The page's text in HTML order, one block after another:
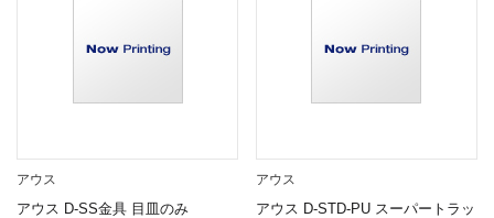
アウス
アウス D-SS金具 目皿のみ
アウス
アウス D-STD-PU スーパートラッ